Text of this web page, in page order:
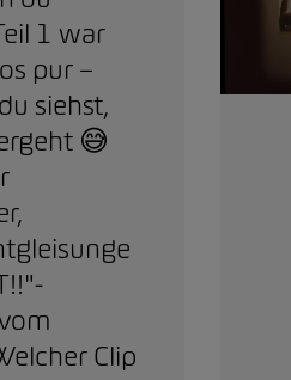
1 war
pur –
siehst,
😅
Clip